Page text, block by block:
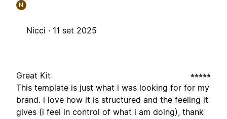
N
Nicci · 11 set 2025
Great Kit
This template is just what i was looking for for my
brand. i love how it is structured and the feeling it
gives (i feel in control of what i am doing), thank